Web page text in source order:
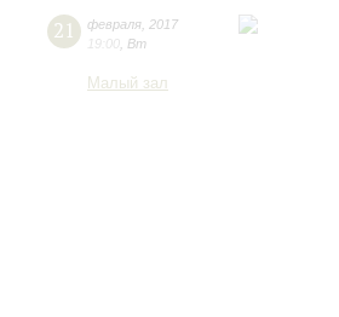
21 февраля 2017
19:00 Вт
Малый зал